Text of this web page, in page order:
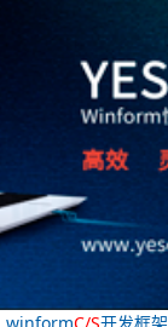
winformC/S开发框架